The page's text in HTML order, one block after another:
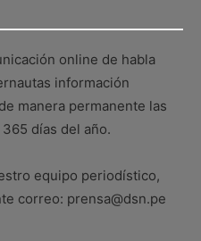
online de habla
información
manera permanente las
días del año.
equipo periodístico,
correo: prensa@dsn.pe